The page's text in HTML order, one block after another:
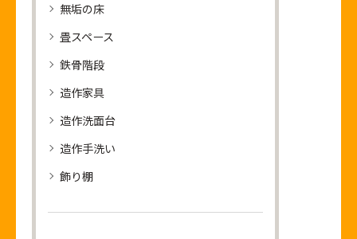
無垢の床
畳スペース
鉄骨階段
造作家具
造作洗面台
造作手洗い
飾り棚